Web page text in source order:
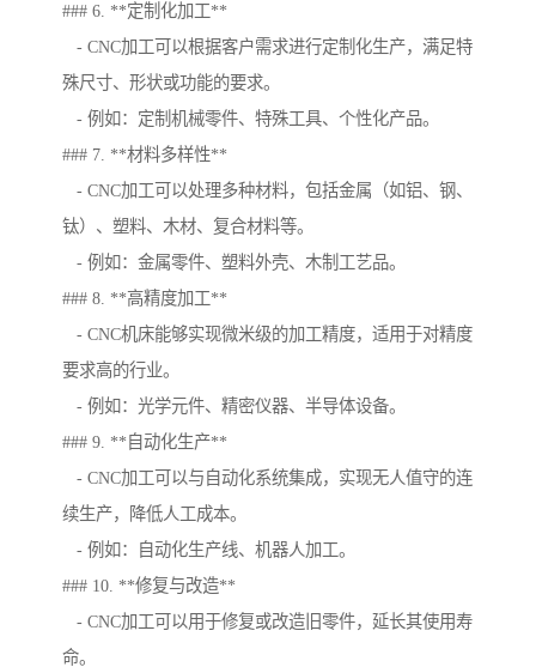
### 6. **定制化加工**
- CNC加工可以根据客户需求进行定制化生产，满足特
殊尺寸、形状或功能的要求。
- 例如：定制机械零件、特殊工具、个性化产品。
### 7. **材料多样性**
- CNC加工可以处理多种材料，包括金属（如铝、钢、
钛）、塑料、木材、复合材料等。
- 例如：金属零件、塑料外壳、木制工艺品。
### 8. **高精度加工**
- CNC机床能够实现微米级的加工精度，适用于对精度
要求高的行业。
- 例如：光学元件、精密仪器、半导体设备。
### 9. **自动化生产**
- CNC加工可以与自动化系统集成，实现无人值守的连
续生产，降低人工成本。
- 例如：自动化生产线、机器人加工。
### 10. **修复与改造**
- CNC加工可以用于修复或改造旧零件，延长其使用寿
命。